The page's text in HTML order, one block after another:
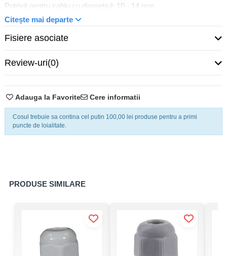
Adauga la Favorite
Cosul trebuie sa contina cel putin 100,00 lei produse pentru a primi
puncte de loialitate.
Cere informatii
Potrivit pentru cablu cu diametrul: 10 - 14 mm
Material: Plastic
Tratament suprafata: Untreated
Grad de protectie (IP): IP66
Cu piulita: Da
Model: Straight
Garnitura de etansare gaura multipla: Nu
Citește mai departe
Fisiere asociate
Review-uri(0)
PRODUSE SIMILARE